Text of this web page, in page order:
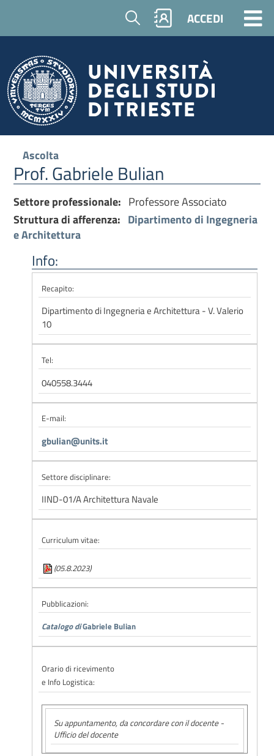
Cerca ACCEDI
Ascolta
Prof. Gabriele Bulian
Settore professionale: Professore Associato
Struttura di afferenza: Dipartimento di Ingegneria
e Architettura
Info:
Recapito:
Dipartimento di Ingegneria e Architettura - V. Valerio
10
Tel:
040558.3444
E-mail:
gbulian@units.it
Settore disciplinare:
IIND-01/A Architettura Navale
Curriculum vitae:
(05.8.2023)
Pubblicazioni:
Catalogo diGabriele Bulian
Orario di ricevimento
e Info Logistica:
Su appuntamento, da concordare con il docente -
Ufficio del docente